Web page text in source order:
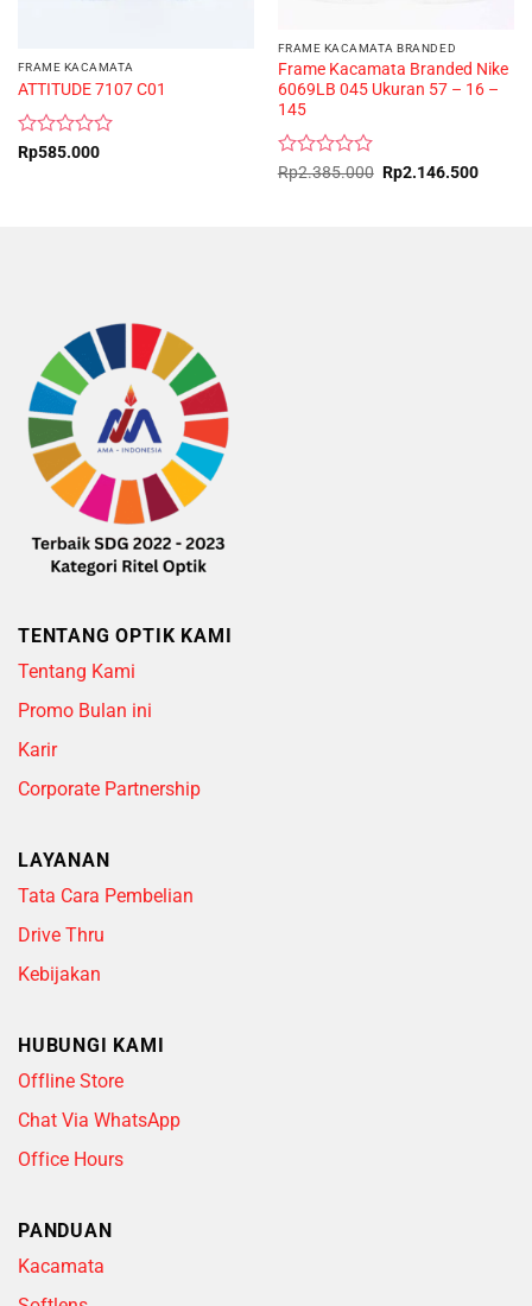
FRAME KACAMATA
ATTITUDE 7107 C01
Rated
Rp585.000
FRAME KACAMATA BRANDED
Frame Kacamata Branded Nike
6069LB 045 Ukuran 57 – 16 –
145
Rated
Rp2.385.000 Original
price
Rp2.146.500Current
TENTANG OPTIK KAMI
Tentang Kami
Promo Bulan ini
Karir
Corporate Partnership
LAYANAN
Tata Cara Pembelian
Drive Thru
Kebijakan
HUBUNGI KAMI
Offline Store
Chat Via WhatsApp
Office Hours
PANDUAN
Kacamata